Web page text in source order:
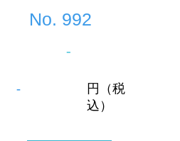
No. 992
-
-
円（税
込）